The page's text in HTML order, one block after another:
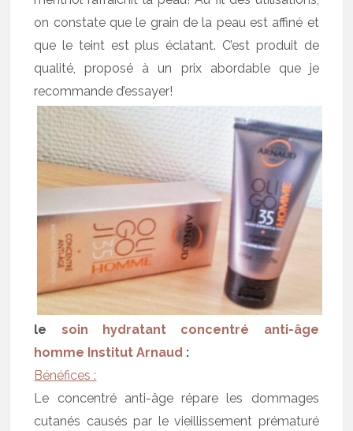
on constate que le grain de la peau est affiné et
que le teint est plus éclatant. C’est produit de
qualité, proposé à un prix abordable que je
recommande d’essayer!
le soin hydratant concentré anti-âge
homme Institut Arnaud :
Bénéfices :
Le concentré anti-âge répare les dommages
cutanés causés par le vieillissement prématuré